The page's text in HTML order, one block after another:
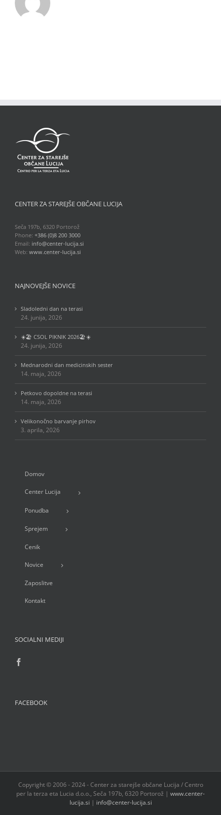
CENTER ZA STAREJŠE OBČANE LUCIJA
Seča 197b, 6320 Portorož
Phone: +386 (0)8 200 3000
Email: info@center-lucija.si
Web: www.center-lucija.si
NAJNOVEJŠE NOVICE
Sladoledni dan na terasi
24. junija, 2026
☀️🏖️ CSOL PIKNIK 2026🏖️☀️
24. junija, 2026
Mednarodni dan medicinskih sester
14. maja, 2026
Petkovo dopoldne na terasi
14. maja, 2026
Velikonočno barvanje pirhov
3. aprila, 2026
Domov
Center Lucija
Ponudba
Sprejem
Cenik
Novice
Zaposlitve
Kontakt
SOCIALNI MEDIJI
FACEBOOK
Copyright © 2006 - 2024 - Center za starejše občane Lucija / Centro
per la terza eta Lucia d.o.o., Seča 197b, 6320 Portorož | www.center-
lucija.si | info@center-lucija.si